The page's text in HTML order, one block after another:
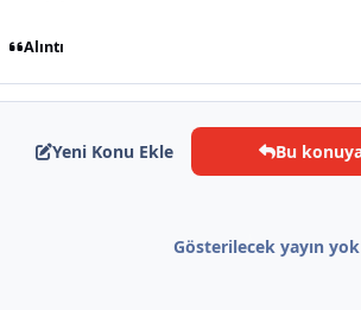
Alıntı
Yeni Konu Ekle Bu
Gösterilecek yayın yok